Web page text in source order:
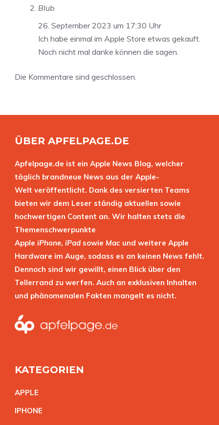
Blub
26. September 2023 um 17:30 Uhr
Ich habe einmal im Apple Store etwas gekauft.
Noch nicht mal danke können die sagen.
Die Kommentare sind geschlossen.
ÜBER APFELPAGE.DE
Apfelpage.de ist ein Apple News Blog, welcher
täglich brandneue News aus der Apple-
Welt veröffentlicht. Dank des versierten Teams
bieten wir dem Leser ständig aktuellen sowie
hochwertigen Content an. Wir halten stets die
Themenschwerpunkte
Apple iPhone, iPad sowie Mac und weitere Apple
Hardware im Auge, sodass es an keinen News fehlt.
Dennoch sind wir gewillt, einen Blick über den
Tellerrand zu werfen. Auch an exklusiven Inhalten
und phänomenalen Fakten mangelt es nicht.
KATEGORIEN
APPLE
IPHONE